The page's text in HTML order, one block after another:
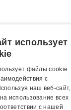
использует
файлы cookie
с
наш веб-сайт,
использование всех
с нашей